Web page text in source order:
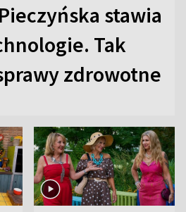
stawia
Tak
zdrowotne